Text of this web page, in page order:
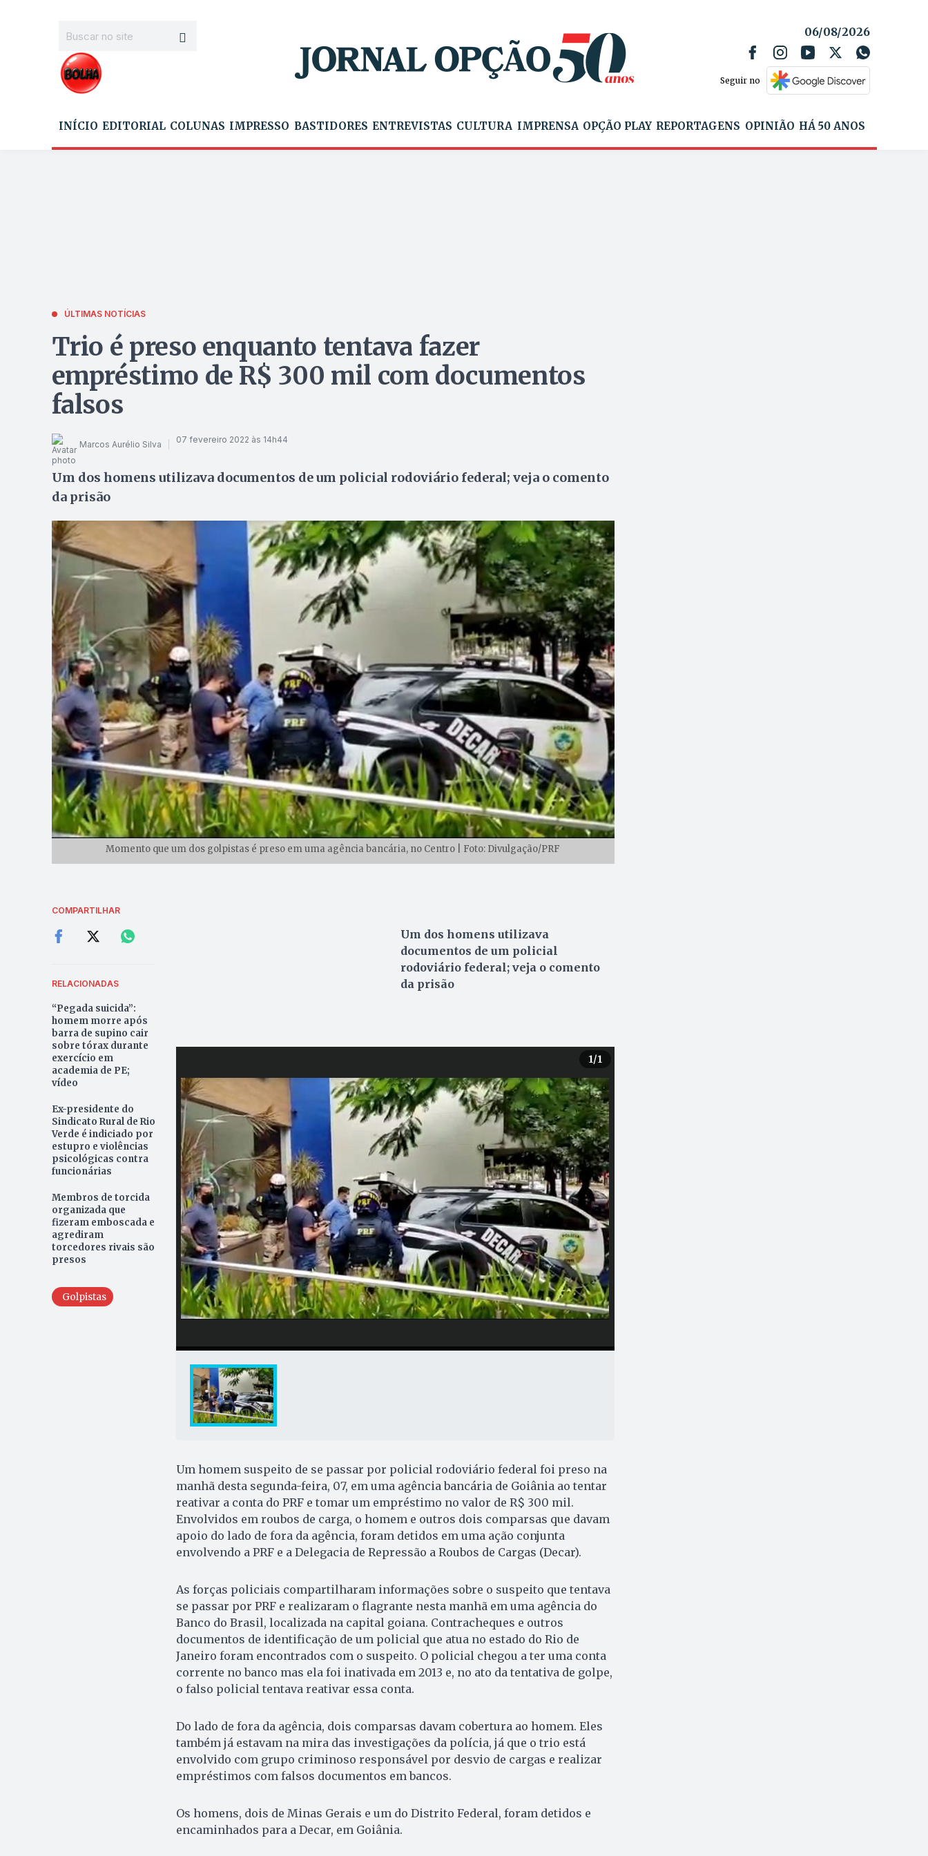
06/08/2026
Seguir no
INÍCIO EDITORIAL COLUNAS IMPRESSO BASTIDORES ENTREVISTAS CULTURA IMPRENSA OPÇÃO PLAY REPORTAGENS OPINIÃO HÁ 50 ANOS
ÚLTIMAS NOTÍCIAS
Trio é preso enquanto tentava fazer
empréstimo de R$ 300 mil com documentos
falsos
Marcos Aurélio Silva 07 fevereiro 2022 às 14h44
Um dos homens utilizava documentos de um policial rodoviário federal; veja o comento
da prisão
Momento que um dos golpistas é preso em uma agência bancária, no Centro | Foto: Divulgação/PRF
COMPARTILHAR
RELACIONADAS
“Pegada suicida”:
homem morre após
barra de supino cair
sobre tórax durante
exercício em
academia de PE;
vídeo
Ex-presidente do
Sindicato Rural de Rio
Verde é indiciado por
estupro e violências
psicológicas contra
funcionárias
Membros de torcida
organizada que
fizeram emboscada e
agrediram
torcedores rivais são
presos
Golpistas
Um dos homens utilizava
documentos de um policial
rodoviário federal; veja o comento
da prisão
1/1
Um homem suspeito de se passar por policial rodoviário federal foi preso na
manhã desta segunda-feira, 07, em uma agência bancária de Goiânia ao tentar
reativar a conta do PRF e tomar um empréstimo no valor de R$ 300 mil.
Envolvidos em roubos de carga, o homem e outros dois comparsas que davam
apoio do lado de fora da agência, foram detidos em uma ação conjunta
envolvendo a PRF e a Delegacia de Repressão a Roubos de Cargas (Decar).
As forças policiais compartilharam informações sobre o suspeito que tentava
se passar por PRF e realizaram o flagrante nesta manhã em uma agência do
Banco do Brasil, localizada na capital goiana. Contracheques e outros
documentos de identificação de um policial que atua no estado do Rio de
Janeiro foram encontrados com o suspeito. O policial chegou a ter uma conta
corrente no banco mas ela foi inativada em 2013 e, no ato da tentativa de golpe,
o falso policial tentava reativar essa conta.
Do lado de fora da agência, dois comparsas davam cobertura ao homem. Eles
também já estavam na mira das investigações da polícia, já que o trio está
envolvido com grupo criminoso responsável por desvio de cargas e realizar
empréstimos com falsos documentos em bancos.
Os homens, dois de Minas Gerais e um do Distrito Federal, foram detidos e
encaminhados para a Decar, em Goiânia.